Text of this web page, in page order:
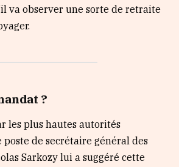
va observer une sorte de retraite
?
les plus hautes autorités
de secrétaire général des
Sarkozy lui a suggéré cette